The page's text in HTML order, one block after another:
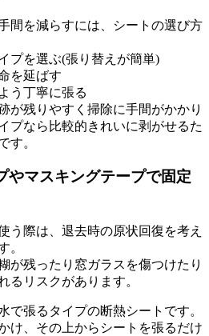
間を減らすには、シートの選び方
プを選ぶ(張り替えが簡単)
を延ばす
う丁寧に張る
が残りやすく掃除に手間がかかり
プなら比較的きれいに剥がせるた
す。
やマスキングテープで固定
う際は、退去時の原状回復を考え
。
が残ったり窓ガラスを傷つけたり
るリスクがあります。
で張るタイプの断熱シートです。
け、その上からシートを張るだけ